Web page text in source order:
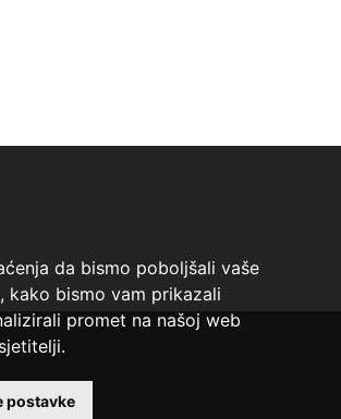
da bismo poboljšali vaše
kako bismo vam prikazali
promet na našoj web
postavke